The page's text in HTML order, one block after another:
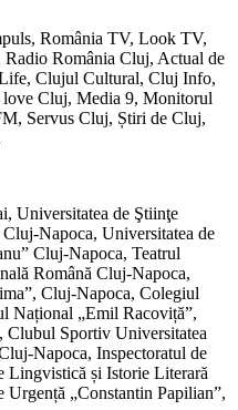
România TV, Look TV,
România Cluj, Actual de
Clujul Cultural, Cluj Info,
Cluj, Media 9, Monitorul
Servus Cluj, Știri de Cluj,
Universitatea de Ştiinţe
Napoca, Universitatea de
Cluj-Napoca, Teatrul
Română Cluj-Napoca,
Cluj-Napoca, Colegiul
Național „Emil Racoviță”,
Sportiv Universitatea
Napoca, Inspectoratul de
Lingvistică și Istorie Literară
„Constantin Papilian”,